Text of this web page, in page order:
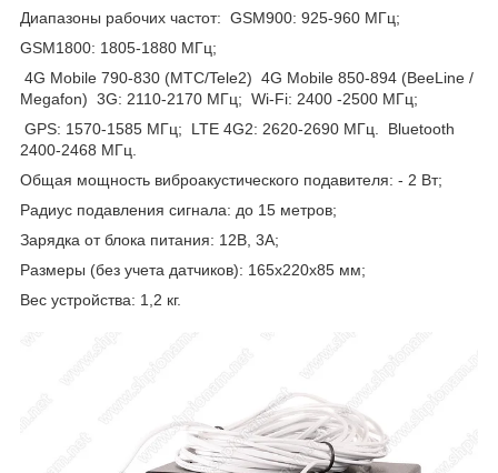
Диапазоны рабочих частот: GSM900: 925-960 МГц;
GSM1800: 1805-1880 МГц;
4G Mobile 790-830 (MTC/Tele2) 4G Mobile 850-894 (BeeLine /
Megafon) 3G: 2110-2170 МГц; Wi-Fi: 2400 -2500 МГц;
GPS: 1570-1585 МГц; LTE 4G2: 2620-2690 МГц. Bluetooth
2400-2468 МГц.
Общая мощность виброакустического подавителя: - 2 Вт;
Радиус подавления сигнала: до 15 метров;
Зарядка от блока питания: 12В, 3А;
Размеры (без учета датчиков): 165х220х85 мм;
Вес устройства: 1,2 кг.